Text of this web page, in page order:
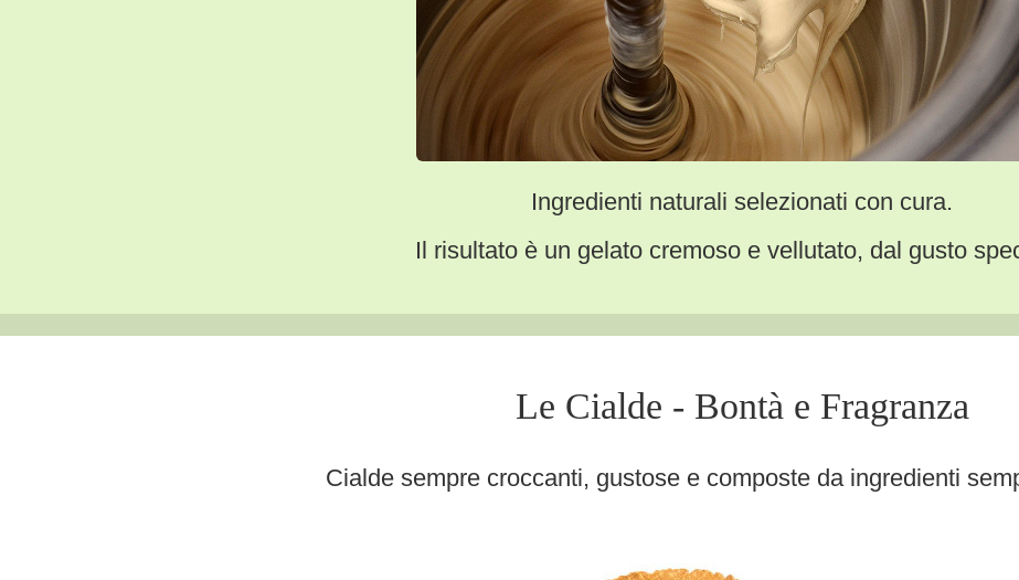
Ingredienti naturali selezionati con cura.
Il risultato è un gelato cremoso e vellutato, dal gusto
Le Cialde - Bontà e Fragranza
Cialde sempre croccanti, gustose e composte da ingredienti